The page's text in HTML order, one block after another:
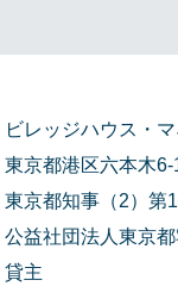
ビレッジハウス・
東京都港区六本木
東京都知事（2）第
公益社団法人東京
貸主